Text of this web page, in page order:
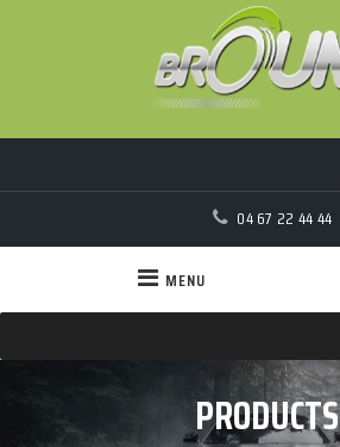
04 67 22 44 44
MENU
PRODUCTS